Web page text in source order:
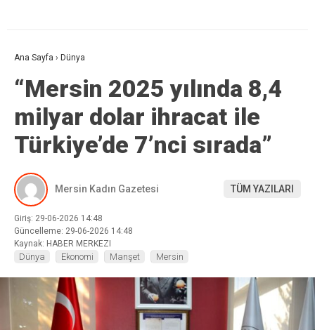
Ana Sayfa › Dünya
“Mersin 2025 yılında 8,4
milyar dolar ihracat ile
Türkiye’de 7’nci sırada”
Mersin Kadın Gazetesi TÜM YAZILARI
Giriş: 29-06-2026 14:48
Güncelleme: 29-06-2026 14:48
Kaynak: HABER MERKEZI
Dünya Ekonomi Manşet Mersin